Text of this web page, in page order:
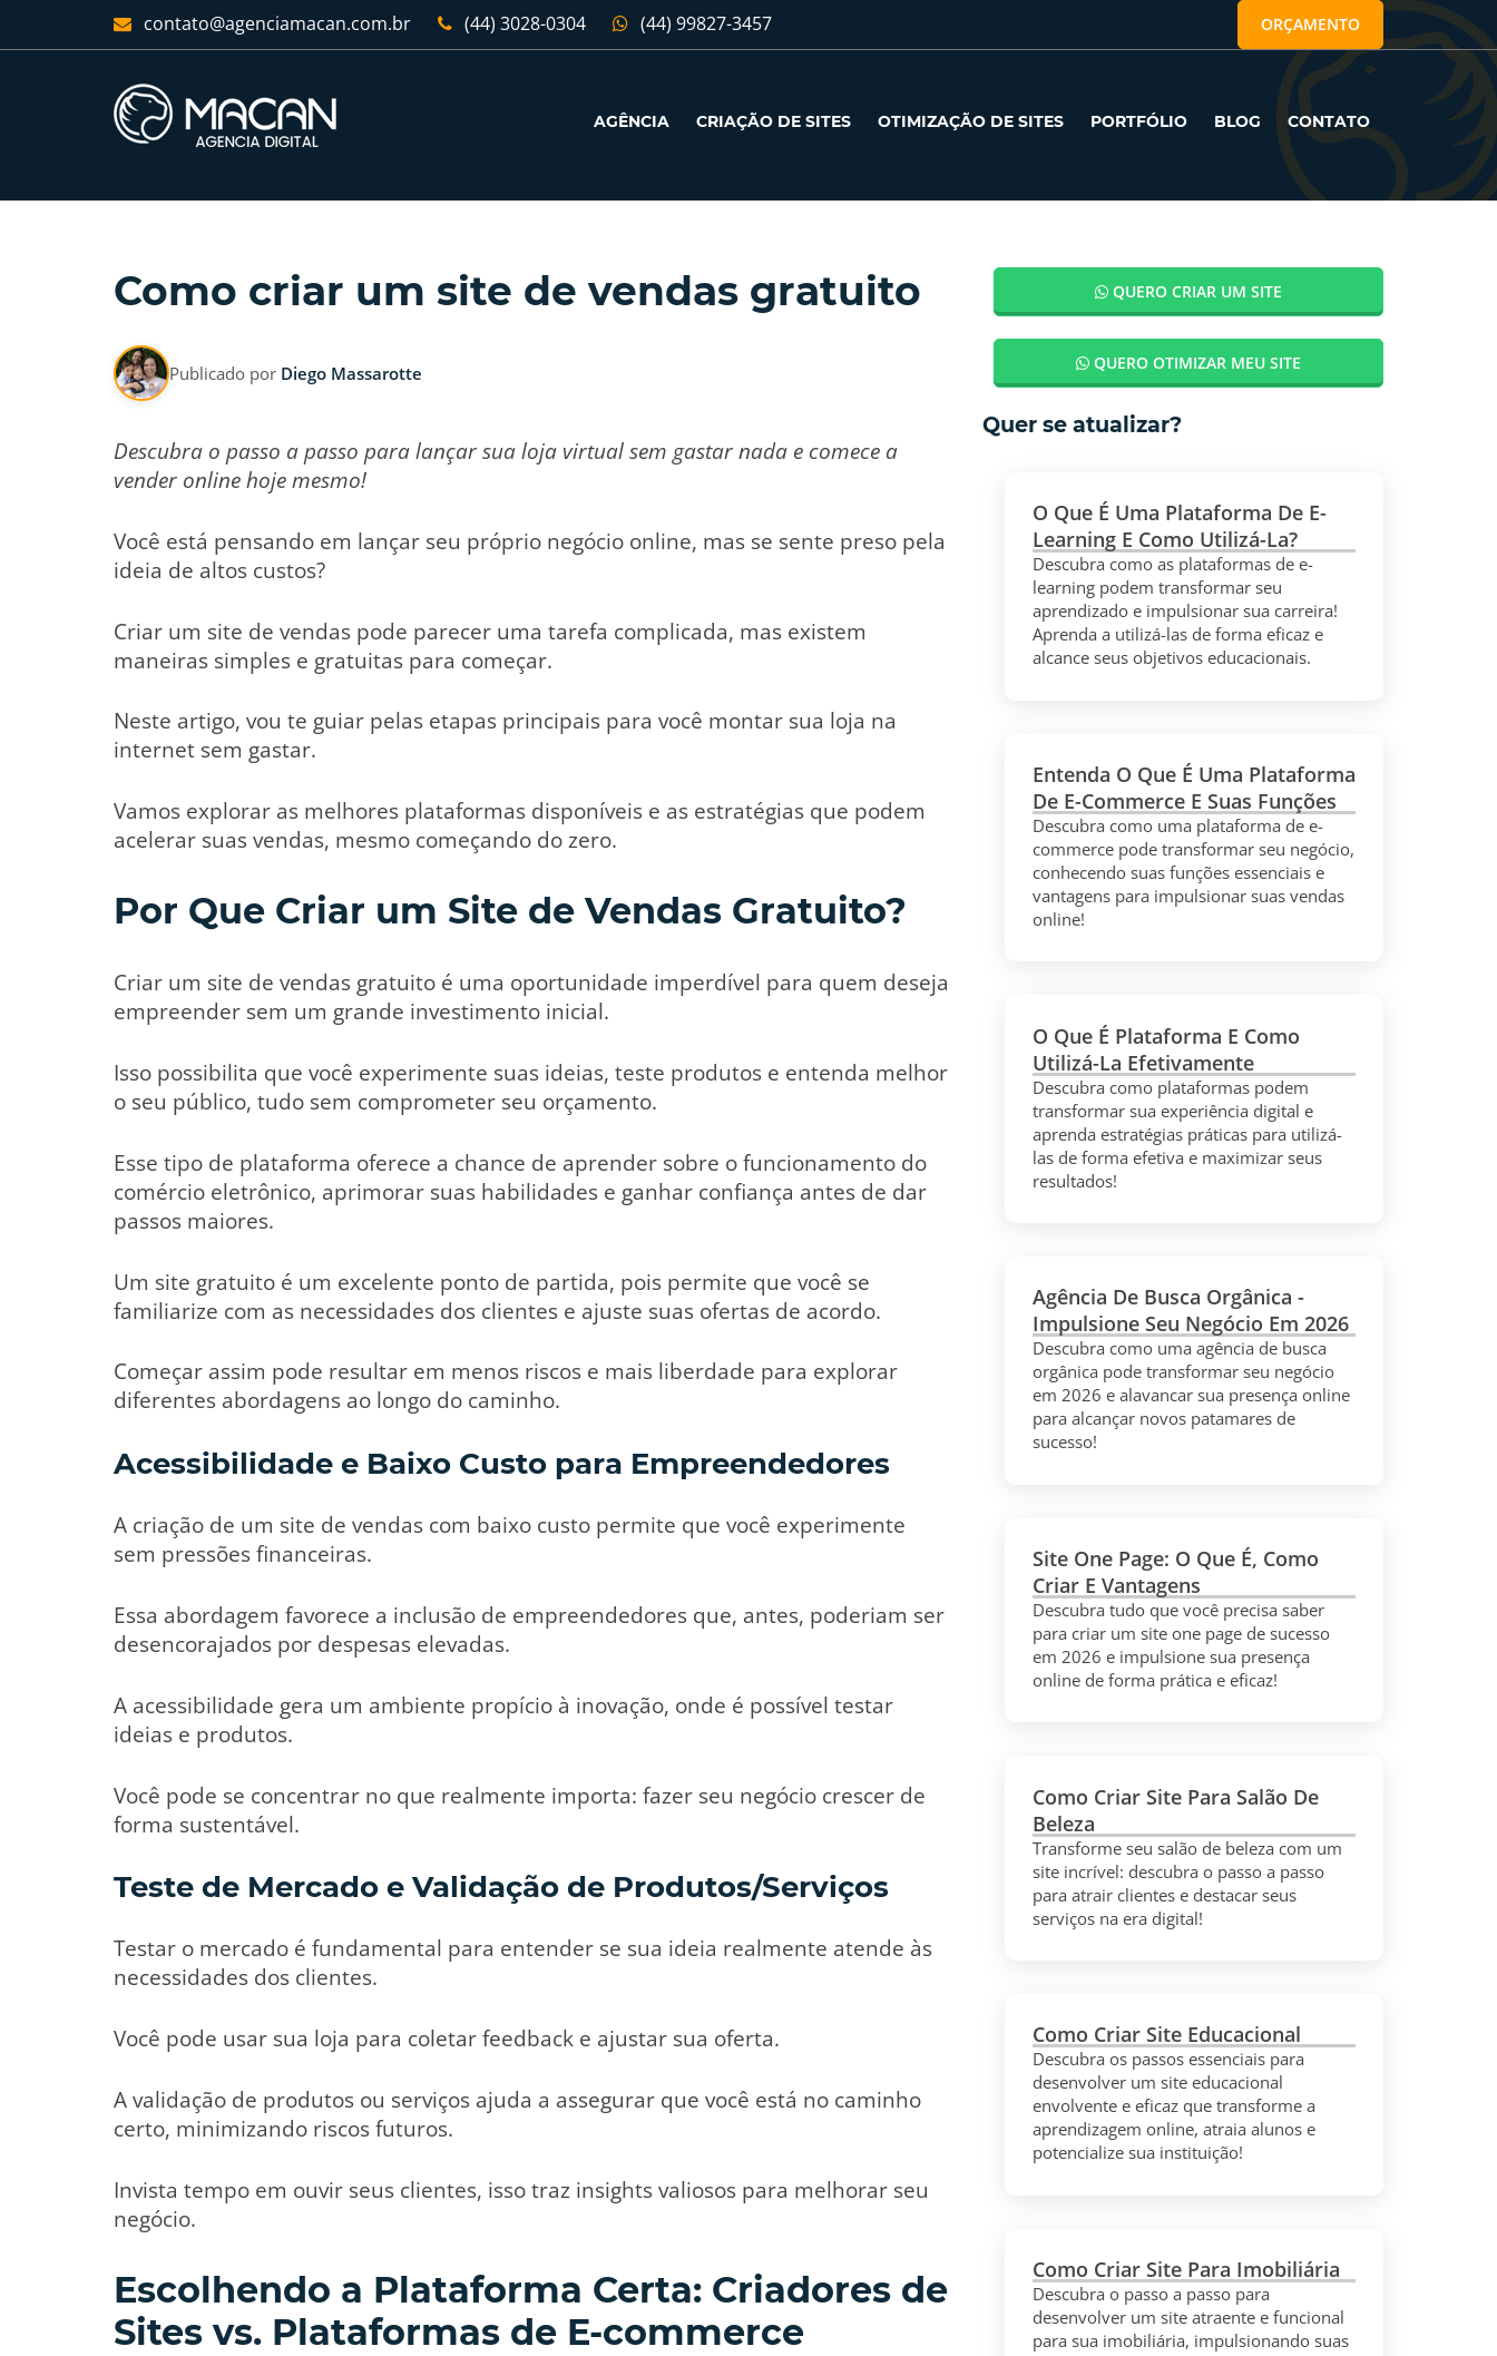
contato@agenciamacan.com.br (44) 3028-0304 (44) 99827-3457 ORÇAMENTO
AGÊNCIA CRIAÇÃO DE SITES OTIMIZAÇÃO DE SITES PORTFÓLIO BLOG CONTATO
Como criar um site de vendas gratuito
Publicado por Diego Massarotte
Descubra o passo a passo para lançar sua loja virtual sem gastar nada e comece a
vender online hoje mesmo!
Você está pensando em lançar seu próprio negócio online, mas se sente preso pela
ideia de altos custos?
Criar um site de vendas pode parecer uma tarefa complicada, mas existem
maneiras simples e gratuitas para começar.
Neste artigo, vou te guiar pelas etapas principais para você montar sua loja na
internet sem gastar.
Vamos explorar as melhores plataformas disponíveis e as estratégias que podem
acelerar suas vendas, mesmo começando do zero.
Por Que Criar um Site de Vendas Gratuito?
Criar um site de vendas gratuito é uma oportunidade imperdível para quem deseja
empreender sem um grande investimento inicial.
Isso possibilita que você experimente suas ideias, teste produtos e entenda melhor
o seu público, tudo sem comprometer seu orçamento.
Esse tipo de plataforma oferece a chance de aprender sobre o funcionamento do
comércio eletrônico, aprimorar suas habilidades e ganhar confiança antes de dar
passos maiores.
Um site gratuito é um excelente ponto de partida, pois permite que você se
familiarize com as necessidades dos clientes e ajuste suas ofertas de acordo.
Começar assim pode resultar em menos riscos e mais liberdade para explorar
diferentes abordagens ao longo do caminho.
Acessibilidade e Baixo Custo para Empreendedores
A criação de um site de vendas com baixo custo permite que você experimente
sem pressões financeiras.
Essa abordagem favorece a inclusão de empreendedores que, antes, poderiam ser
desencorajados por despesas elevadas.
A acessibilidade gera um ambiente propício à inovação, onde é possível testar
ideias e produtos.
Você pode se concentrar no que realmente importa: fazer seu negócio crescer de
forma sustentável.
Teste de Mercado e Validação de Produtos/Serviços
Testar o mercado é fundamental para entender se sua ideia realmente atende às
necessidades dos clientes.
Você pode usar sua loja para coletar feedback e ajustar sua oferta.
A validação de produtos ou serviços ajuda a assegurar que você está no caminho
certo, minimizando riscos futuros.
Invista tempo em ouvir seus clientes, isso traz insights valiosos para melhorar seu
negócio.
Escolhendo a Plataforma Certa: Criadores de
Sites vs. Plataformas de E-commerce
QUERO CRIAR UM SITE
QUERO OTIMIZAR MEU SITE
Quer se atualizar?
O Que É Uma Plataforma De E-
Learning E Como Utilizá-La?
Descubra como as plataformas de e-
learning podem transformar seu
aprendizado e impulsionar sua carreira!
Aprenda a utilizá-las de forma eficaz e
alcance seus objetivos educacionais.
Entenda O Que É Uma Plataforma
De E-Commerce E Suas Funções
Descubra como uma plataforma de e-
commerce pode transformar seu negócio,
conhecendo suas funções essenciais e
vantagens para impulsionar suas vendas
online!
O Que É Plataforma E Como
Utilizá-La Efetivamente
Descubra como plataformas podem
transformar sua experiência digital e
aprenda estratégias práticas para utilizá-
las de forma efetiva e maximizar seus
resultados!
Agência De Busca Orgânica -
Impulsione Seu Negócio Em 2026
Descubra como uma agência de busca
orgânica pode transformar seu negócio
em 2026 e alavancar sua presença online
para alcançar novos patamares de
sucesso!
Site One Page: O Que É, Como
Criar E Vantagens
Descubra tudo que você precisa saber
para criar um site one page de sucesso
em 2026 e impulsione sua presença
online de forma prática e eficaz!
Como Criar Site Para Salão De
Beleza
Transforme seu salão de beleza com um
site incrível: descubra o passo a passo
para atrair clientes e destacar seus
serviços na era digital!
Como Criar Site Educacional
Descubra os passos essenciais para
desenvolver um site educacional
envolvente e eficaz que transforme a
aprendizagem online, atraia alunos e
potencialize sua instituição!
Como Criar Site Para Imobiliária
Descubra o passo a passo para
desenvolver um site atraente e funcional
para sua imobiliária, impulsionando suas